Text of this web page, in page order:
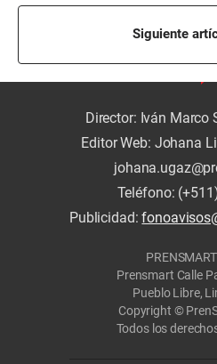
Siguiente
Director: Iván Marco
Editor Web: Johana
Teléfono:
Publicidad:
Prensmart Calle
Pueblo Libre,
Copyright ©
Todos los